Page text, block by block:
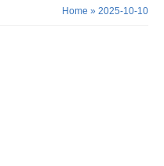
Home » 2025-10-10